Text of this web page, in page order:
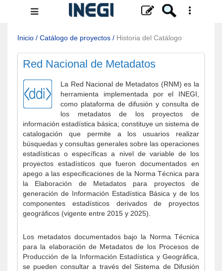
Menú
navegación
Inicio / Catálogo de proyectos / Historia del Catálogo
Red Nacional de Metadatos
La Red Nacional de Metadatos (RNM) es la
herramienta implementada por el INEGI,
como plataforma de difusión y consulta de
los metadatos de los proyectos de
información estadística básica; constituye un sistema de
catalogación que permite a los usuarios realizar
búsquedas y consultas generales sobre las operaciones
estadísticas o específicas a nivel de variable de los
proyectos estadísticos que fueron documentados en
apego a las especificaciones de la Norma Técnica para
la Elaboración de Metadatos para proyectos de
generación de Información Estadística Básica y de los
componentes estadísticos derivados de proyectos
geográficos (vigente entre 2015 y 2025).
Los metadatos documentados bajo la Norma Técnica
para la elaboración de Metadatos de los Procesos de
Producción de la Información Estadística y Geográfica,
se pueden consultar a través del Sistema de Difusión